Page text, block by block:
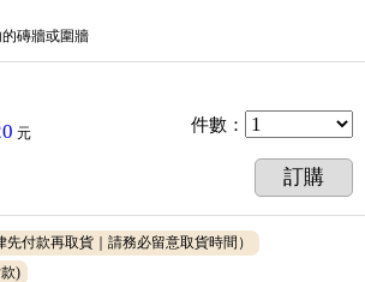
磚牆或圍牆
元 件數 ：
訂購
付款再取貨｜請務必留意取貨時間）
)